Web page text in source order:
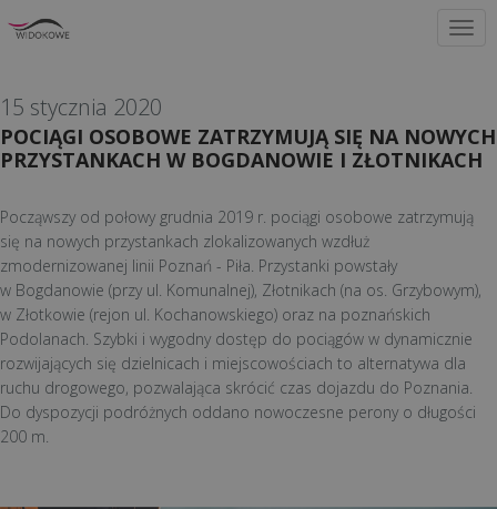
AKTUALNOŚCI
15 stycznia 2020
POCIĄGI OSOBOWE ZATRZYMUJĄ SIĘ NA NOWYCH
PRZYSTANKACH W BOGDANOWIE I ZŁOTNIKACH
Począwszy od połowy grudnia 2019 r. pociągi osobowe zatrzymują
się na nowych przystankach zlokalizowanych wzdłuż
zmodernizowanej linii Poznań - Piła. Przystanki powstały
w Bogdanowie (przy ul. Komunalnej), Złotnikach (na os. Grzybowym),
w Złotkowie (rejon ul. Kochanowskiego) oraz na poznańskich
Podolanach. Szybki i wygodny dostęp do pociągów w dynamicznie
rozwijających się dzielnicach i miejscowościach to alternatywa dla
ruchu drogowego, pozwalająca skrócić czas dojazdu do Poznania.
Do dyspozycji podróżnych oddano nowoczesne perony o długości
200 m.